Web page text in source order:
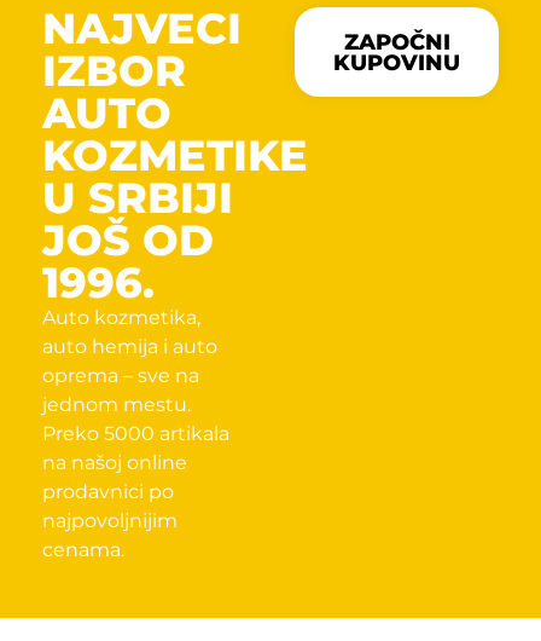
NAJVECI
IZBOR
AUTO
KOZMETIKE
U SRBIJI
JOŠ OD
1996.
Auto kozmetika,
auto hemija i auto
oprema – sve na
jednom mestu.
Preko 5000 artikala
na našoj online
prodavnici po
najpovoljnijim
cenama.
ZAPOČNI
KUPOVINU